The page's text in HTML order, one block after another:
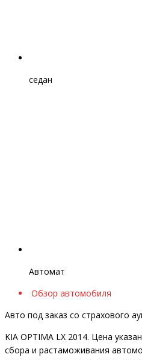
седан
Автомат
Обзор автомобиля
Авто под заказ со страхового
KIA OPTIMA LX 2014. Цена
сбора и растаможивания